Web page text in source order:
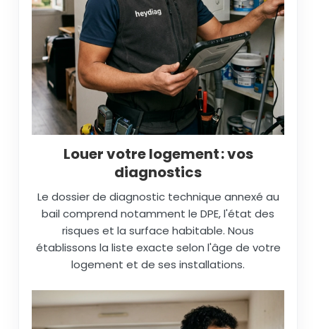
Louer votre logement : vos
diagnostics
Le dossier de diagnostic technique annexé au
bail comprend notamment le DPE, l'état des
risques et la surface habitable. Nous
établissons la liste exacte selon l'âge de votre
logement et de ses installations.